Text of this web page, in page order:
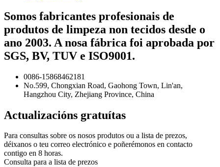
Somos fabricantes profesionais de
produtos de limpeza non tecidos desde o
ano 2003. A nosa fábrica foi aprobada por
SGS, BV, TUV e ISO9001.
0086-15868462181
No.599, Chongxian Road, Gaohong Town, Lin'an,
Hangzhou City, Zhejiang Province, China
Actualizacións gratuítas
Para consultas sobre os nosos produtos ou a lista de prezos,
déixanos o teu correo electrónico e poñerémonos en contacto
contigo en 8 horas.
Consulta para a lista de prezos